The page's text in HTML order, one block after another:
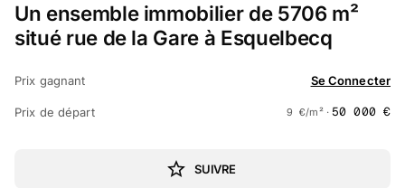
Un ensemble immobilier de 5706 m²
situé rue de la Gare à Esquelbecq
Prix gagnant Se Connecter
Prix de départ 9 €/m² · 50 000 €
SUIVRE